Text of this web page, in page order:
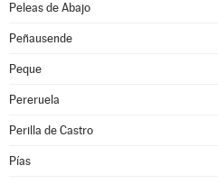
Peleas de Abajo
Peñausende
Peque
Pereruela
Perilla de Castro
Pías